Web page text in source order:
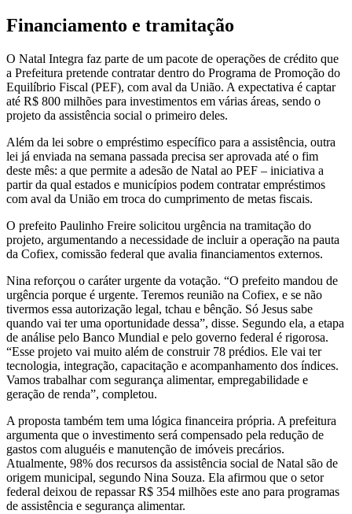
Financiamento e tramitação
O Natal Integra faz parte de um pacote de operações de crédito que
a Prefeitura pretende contratar dentro do Programa de Promoção do
Equilíbrio Fiscal (PEF), com aval da União. A expectativa é captar
até R$ 800 milhões para investimentos em várias áreas, sendo o
projeto da assistência social o primeiro deles.
Além da lei sobre o empréstimo específico para a assistência, outra
lei já enviada na semana passada precisa ser aprovada até o fim
deste mês: a que permite a adesão de Natal ao PEF – iniciativa a
partir da qual estados e municípios podem contratar empréstimos
com aval da União em troca do cumprimento de metas fiscais.
O prefeito Paulinho Freire solicitou urgência na tramitação do
projeto, argumentando a necessidade de incluir a operação na pauta
da Cofiex, comissão federal que avalia financiamentos externos.
Nina reforçou o caráter urgente da votação. “O prefeito mandou de
urgência porque é urgente. Teremos reunião na Cofiex, e se não
tivermos essa autorização legal, tchau e bênção. Só Jesus sabe
quando vai ter uma oportunidade dessa”, disse. Segundo ela, a etapa
de análise pelo Banco Mundial e pelo governo federal é rigorosa.
“Esse projeto vai muito além de construir 78 prédios. Ele vai ter
tecnologia, integração, capacitação e acompanhamento dos índices.
Vamos trabalhar com segurança alimentar, empregabilidade e
geração de renda”, completou.
A proposta também tem uma lógica financeira própria. A prefeitura
argumenta que o investimento será compensado pela redução de
gastos com aluguéis e manutenção de imóveis precários.
Atualmente, 98% dos recursos da assistência social de Natal são de
origem municipal, segundo Nina Souza. Ela afirmou que o setor
federal deixou de repassar R$ 354 milhões este ano para programas
de assistência e segurança alimentar.